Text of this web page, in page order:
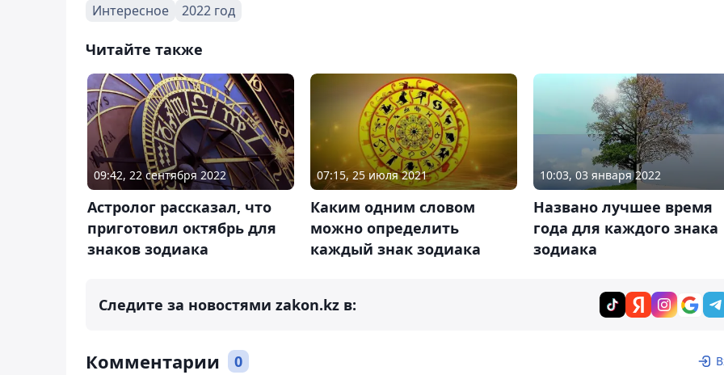
Интересное 2022 год
Читайте также
09:42, 22 сентября 2022
Астролог рассказал, что
приготовил октябрь для
знаков зодиака
07:15, 25 июля 2021
Каким одним словом
можно определить
каждый знак зодиака
10:03, 03 января 2022
Названо лучшее время
года для каждого знака
зодиака
Следите за новостями zakon.kz в:
Комментарии 0